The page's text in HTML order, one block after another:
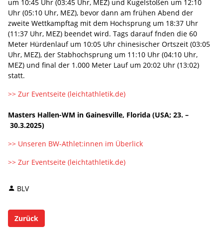
um 10:45 Uhr (03:45 Uhr, MEZ) und Kugelstoßen um 12:10
Uhr (05:10 Uhr, MEZ), bevor dann am frühen Abend der
zweite Wettkampftag mit dem Hochsprung um 18:37 Uhr
(11:37 Uhr, MEZ) beendet wird. Tags darauf fnden die 60
Meter Hürdenlauf um 10:05 Uhr chinesischer Ortszeit (03:05
Uhr, MEZ), der Stabhochsprung um 11:10 Uhr (04:10 Uhr,
MEZ) und final der 1.000 Meter Lauf um 20:02 Uhr (13:02)
statt.
>> Zur Eventseite (leichtathletik.de)
Masters Hallen-WM in Gainesville, Florida (USA; 23. –
30.3.2025)
>> Unseren BW-Athlet:innen im Überlick
>> Zur Eventseite (leichtathletik.de)
BLV
Zurück